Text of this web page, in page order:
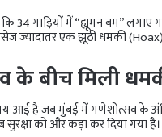
34 गाड़ियों में “ह्यूमन बम”
ज्यादातर एक झूठी धमकी
के बीच मिली
है जब मुंबई में गणेशोत्सव के
को और कड़ा कर दिया गया है।